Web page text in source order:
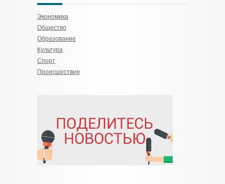
Экономика
Общество
Образование
Культура
Спорт
Происшествия